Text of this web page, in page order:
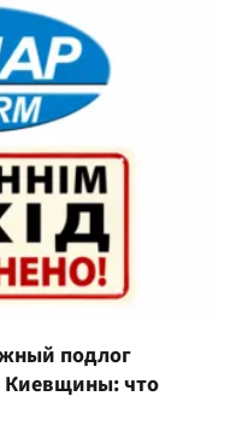
подлог
Киевщины: что